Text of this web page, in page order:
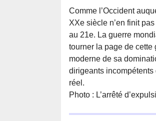
Comme l’Occident
XXe siècle n’en finit
au 21e. La guerre
tourner la page de cette
moderne de sa
dirigeants
réel.
Photo : L’arrêté